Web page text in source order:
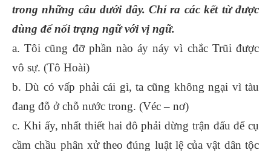
trong những câu dưới đây. Chỉ ra các kết từ được
dùng để nối trạng ngữ với vị ngữ.
a. Tôi cũng đỡ phần nào áy náy vì chắc Trũi được
vô sự. (Tô Hoài)
b. Dù có vấp phải cái gì, ta cũng không ngại vì tàu
đang đỗ ở chỗ nước trong. (Véc – nơ)
c. Khi ấy, nhất thiết hai đô phải dừng trận đấu để cụ
cầm chầu phân xử theo đúng luật lệ của vật dân tộc